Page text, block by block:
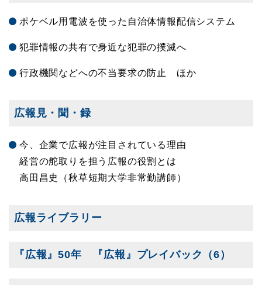
ポケベル用電波を使った自治体情報配信システム
犯罪情報の共有で身近な犯罪の撲滅へ
行政機関などへの不当要求の防止 ほか
広報見・聞・録
今、企業で広報が注目されている理由
経営の舵取りを担う広報の役割とは
高田昌史（秋草短期大学非常勤講師）
広報ライブラリー
『広報』50年 『広報』プレイバック（6）